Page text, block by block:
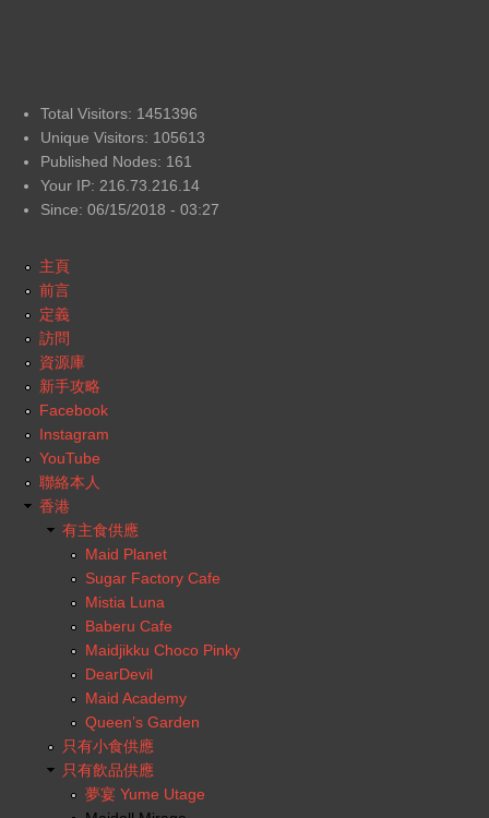
Total Visitors: 1451396
Unique Visitors: 105613
Published Nodes: 161
Your IP: 216.73.216.14
Since: 06/15/2018 - 03:27
主頁
前言
定義
訪問
資源庫
新手攻略
Facebook
Instagram
YouTube
聯絡本人
香港
有主食供應
Maid Planet
Sugar Factory Cafe
Mistia Luna
Baberu Cafe
Maidjikku Choco Pinky
DearDevil
Maid Academy
Queen’s Garden
只有小食供應
只有飲品供應
夢宴 Yume Utage